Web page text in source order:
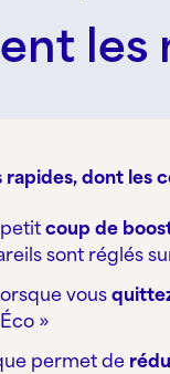
les
rapides, dont les
coup de
sont réglés
vous
»
permet de